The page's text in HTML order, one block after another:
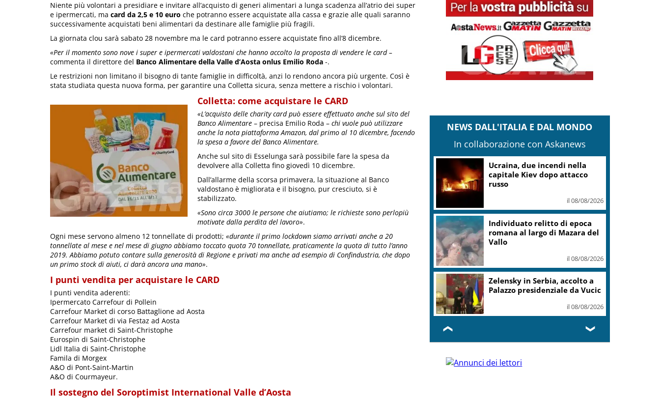
Niente più volontari a presidiare e invitare all’acquisto di generi alimentari a lunga scadenza all’atrio dei super
e ipermercati, ma card da 2,5 e 10 euro che potranno essere acquistate alla cassa e grazie alle quali saranno
successivamente acquistati beni alimentari da destinare alle famiglie più fragili.
La giornata clou sarà sabato 28 novembre ma le card potranno essere acquistate fino all’8 dicembre.
«Per il momento sono nove i super e ipermercati valdostani che hanno accolto la proposta di vendere le card –
commenta il direttore del Banco Alimentare della Valle d’Aosta onlus Emilio Roda -.
Le restrizioni non limitano il bisogno di tante famiglie in difficoltà, anzi lo rendono ancora più urgente. Così è
stata studiata questa nuova forma, per garantire una Colletta sicura, senza mettere a rischio i volontari.
Colletta: come acquistare le CARD
«L’acquisto delle charity card può essere effettuato anche sul sito del
Banco Alimentare – precisa Emilio Roda – chi vuole può utilizzare
anche la nota piattaforma Amazon, dal primo al 10 dicembre, facendo
la spesa a favore del Banco Alimentare.
Anche sul sito di Esselunga sarà possibile fare la spesa da
devolvere alla Colletta fino giovedì 10 dicembre.
Dall’allarme della scorsa primavera, la situazione al Banco
valdostano è migliorata e il bisogno, pur cresciuto, si è
stabilizzato.
«Sono circa 3000 le persone che aiutiamo; le richieste sono perlopiù
motivate dalla perdita del lavoro».
Ogni mese servono almeno 12 tonnellate di prodotti; «durante il primo lockdown siamo arrivati anche a 20
tonnellate al mese e nel mese di giugno abbiamo toccato quota 70 tonnellate, praticamente la quota di tutto l’anno
2019. Abbiamo potuto contare sulla generosità di Regione e privati ma anche ad esempio di Confindustria, che dopo
un primo stock di aiuti, ci darà ancora una mano».
I punti vendita per acquistare le CARD
I punti vendita aderenti:
Ipermercato Carrefour di Pollein
Carrefour Market di corso Battaglione ad Aosta
Carrefour Market di via Festaz ad Aosta
Carrefour market di Saint-Christophe
Eurospin di Saint-Christophe
Lidl Italia di Saint-Christophe
Famila di Morgex
A&O di Pont-Saint-Martin
A&O di Courmayeur.
Il sostegno del Soroptimist International Valle d’Aosta
NEWS DALL'ITALIA E DAL MONDO
In collaborazione con Askanews
Ucraina, due incendi nella
capitale Kiev dopo attacco
russo
il 08/08/2026
Individuato relitto di epoca
romana al largo di Mazara del
Vallo
il 08/08/2026
Zelensky in Serbia, accolto a
Palazzo presidenziale da Vucic
il 08/08/2026
❮ ❯